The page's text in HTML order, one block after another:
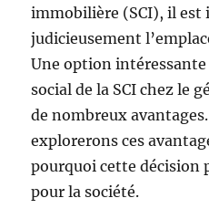
immobilière (SCI), il
judicieusement
Une option intéressante
social de la SCI chez le
de nombreux
explorerons ces
pourquoi cette décision
pour la société.